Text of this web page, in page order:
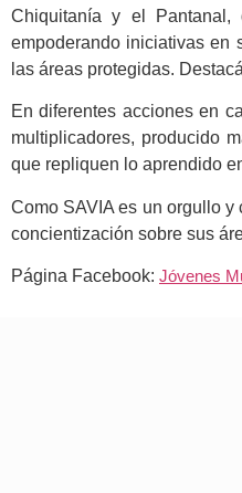
Chiquitanía y el
empoderando iniciativas en
las áreas protegidas.
En diferentes acciones en
multiplicadores, producido
que repliquen lo aprendido
Como SAVIA es un orgullo
concientización sobre sus
Página Facebook: Jóvenes